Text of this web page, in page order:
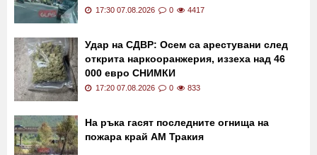
17:30 07.08.2026 0 4417
Удар на СДВР: Осем са арестувани след
открита наркооранжерия, иззеха над 46
000 евро СНИМКИ
17:20 07.08.2026 0 833
На ръка гасят последните огнища на
пожара край АМ Тракия